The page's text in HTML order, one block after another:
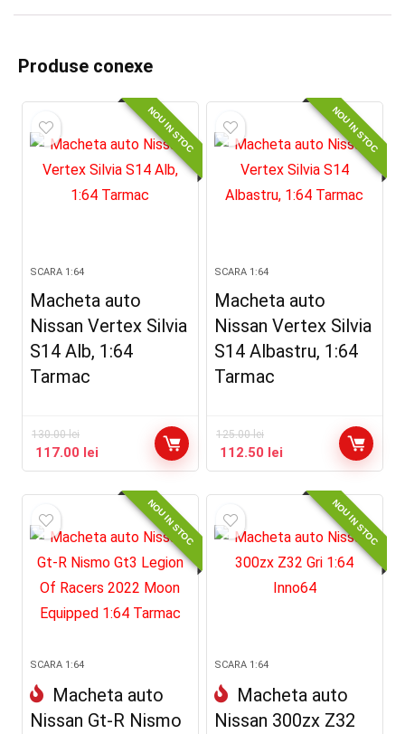
Produse conexe
NOU IN STOC
SCARA 1:64
Macheta auto
Nissan Vertex Silvia
S14 Alb, 1:64
Tarmac
130.00lei
117.00 lei
NOU IN STOC
SCARA 1:64
Macheta auto
Nissan Vertex Silvia
S14 Albastru, 1:64
Tarmac
125.00lei
112.50 lei
NOU IN STOC
SCARA 1:64
Macheta auto
Nissan Gt-R Nismo
NOU IN STOC
SCARA 1:64
Macheta auto
Nissan 300zx Z32